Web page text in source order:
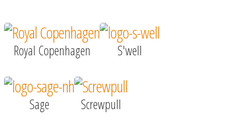
Royal Copenhagen S'well
Sage Screwpull